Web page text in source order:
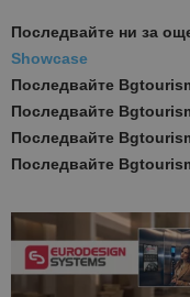
Последвайте ни за
Showcase
Последвайте
Последвайте
Последвайте
Последвайте